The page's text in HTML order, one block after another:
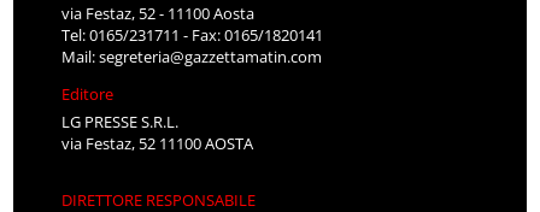
via Festaz, 52 - 11100 Aosta
Tel: 0165/231711 - Fax: 0165/1820141
Mail:segreteria@gazzettamatin.com
Editore
LG PRESSE S.R.L.
via Festaz, 52 11100 AOSTA
DIRETTORE RESPONSABILE